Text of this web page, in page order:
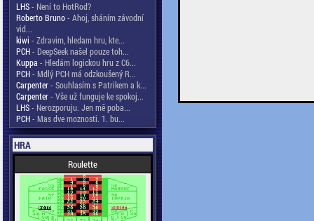
LHS- Není to HotRod?
Roberto Bruno- Ahoj, sháním závodní
vid...
kiwi - Zdravim, hledam hru, kte...
PCH- DeepSeek našel pouze toh...
Kuppa - Hledám logickou hru z C6...
PCH- Mdlý PCH má odzkoušený R...
Carpenter- Souhlasím s Patrikem a k...
Carpenter- Vše už funguje ke spokoj...
LHS- Nerozporuju. Jen mě poba...
PCH- Mas dve moznosti. 1. bu...
HRA
Roulette